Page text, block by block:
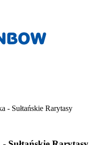
- Sułtańskie Rarytasy